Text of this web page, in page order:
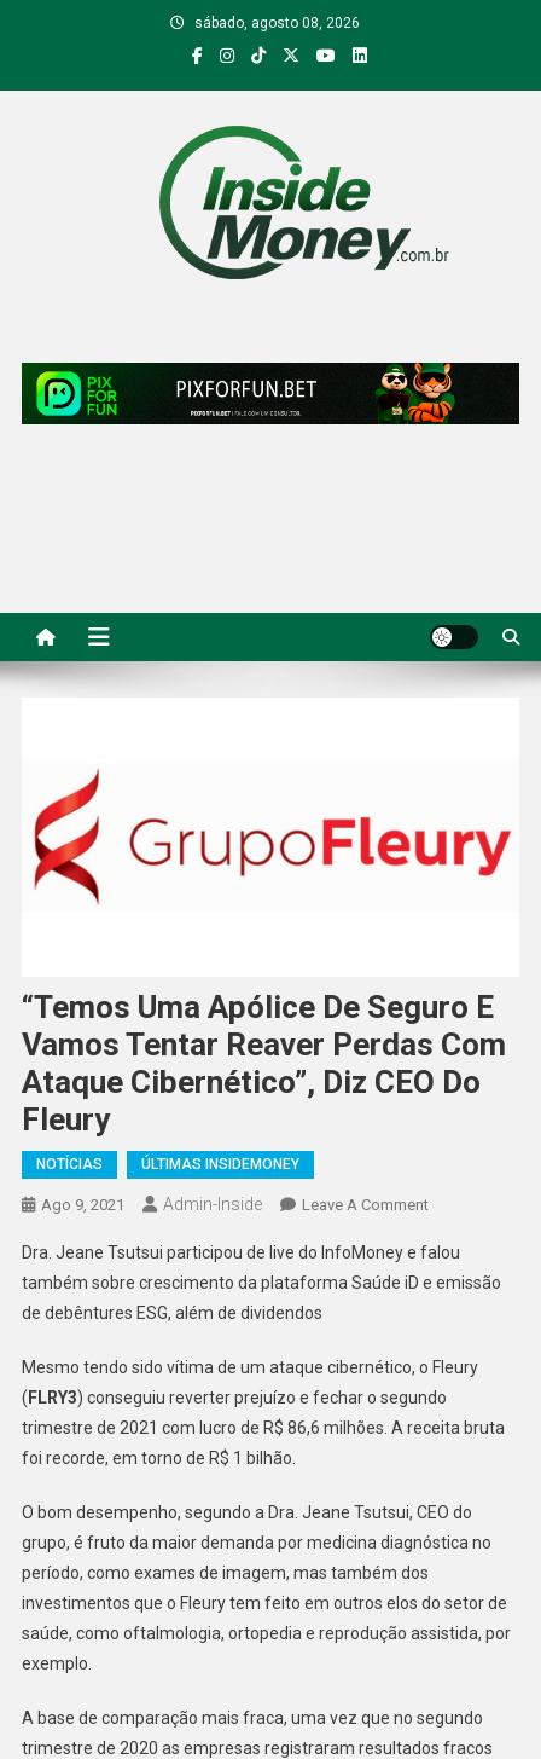
sábado, agosto 08, 2026
Inside Money
“Temos Uma Apólice De Seguro E
Vamos Tentar Reaver Perdas Com
Ataque Cibernético”, Diz CEO Do
Fleury
NOTÍCIAS ÚLTIMAS INSIDEMONEY
Ago 9, 2021 Admin-Inside Leave A CommentOn
Uma
Apólice
E
Vamos
Tentar
Com
Ataque
Diz
Dra. Jeane Tsutsui participou de live do InfoMoney e falou
também sobre crescimento da plataforma Saúde iD e emissão
de debêntures ESG, além de dividendos
Mesmo tendo sido vítima de um ataque cibernético, o Fleury
( FLRY3) conseguiu reverter prejuízo e fechar o segundo
trimestre de 2021 com lucro de R$ 86,6 milhões. A receita bruta
foi recorde, em torno de R$ 1 bilhão.
O bom desempenho, segundo a Dra. Jeane Tsutsui, CEO do
grupo, é fruto da maior demanda por medicina diagnóstica no
período, como exames de imagem, mas também dos
investimentos que o Fleury tem feito em outros elos do setor de
saúde, como oftalmologia, ortopedia e reprodução assistida, por
exemplo.
A base de comparação mais fraca, uma vez que no segundo
trimestre de 2020 as empresas registraram resultados fracos